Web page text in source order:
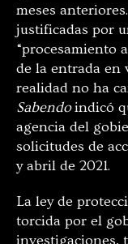
meses
justificadas por
“procesamiento
de la entrada en
realidad no ha
Sabendoindicó
agencia del
solicitudes de
y abril de 2021.
La ley de
torcida por el
investigaciones,